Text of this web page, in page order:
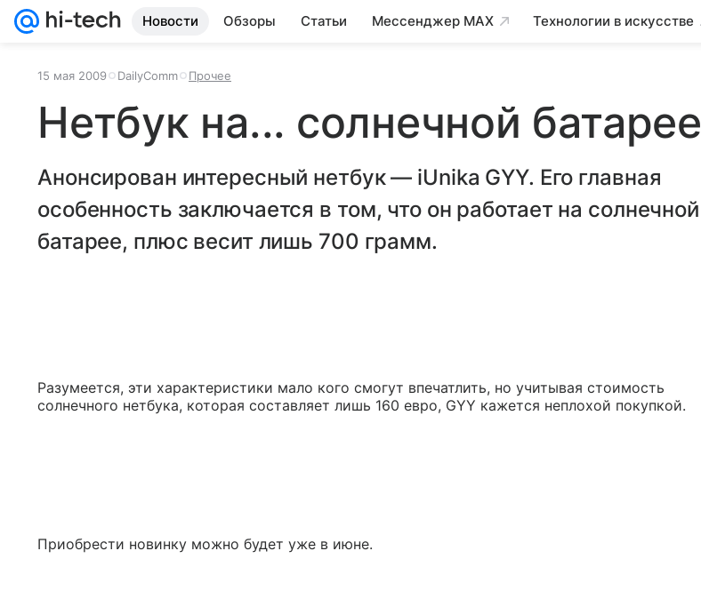
Новости Обзоры Статьи Мессенджер MAX Технологии в искусстве
15 мая 2009 DailyComm Прочее
Нетбук на... солнечной батарее
Анонсирован интересный нетбук — iUnika GYY. Его главная
особенность заключается в том, что он работает на солнечной
батарее, плюс весит лишь 700 грамм.
Разумеется, эти характеристики мало кого смогут впечатлить, но учитывая стоимость
солнечного нетбука, которая составляет лишь 160 евро, GYY кажется неплохой покупкой.
Приобрести новинку можно будет уже в июне.